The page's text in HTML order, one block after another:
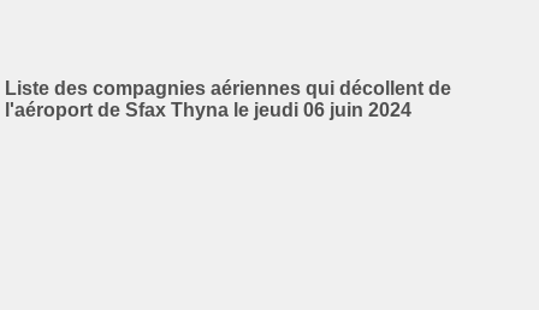
Liste des compagnies aériennes qui décollent de
l'aéroport de Sfax Thyna le jeudi 06 juin 2024